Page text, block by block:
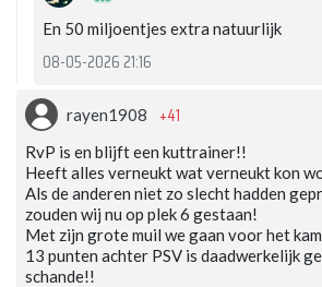
En 50 miljoentjes extra natuurlijk
08-05-2026 21:16
rayen1908 +41
RvP is en blijft een kuttrainer!!
Heeft alles verneukt wat verneukt kon
Als de anderen niet zo slecht hadden
zouden wij nu op plek 6 gestaan!
Met zijn grote muil we gaan voor het
13 punten achter PSV is daadwerkelijk
schande!!